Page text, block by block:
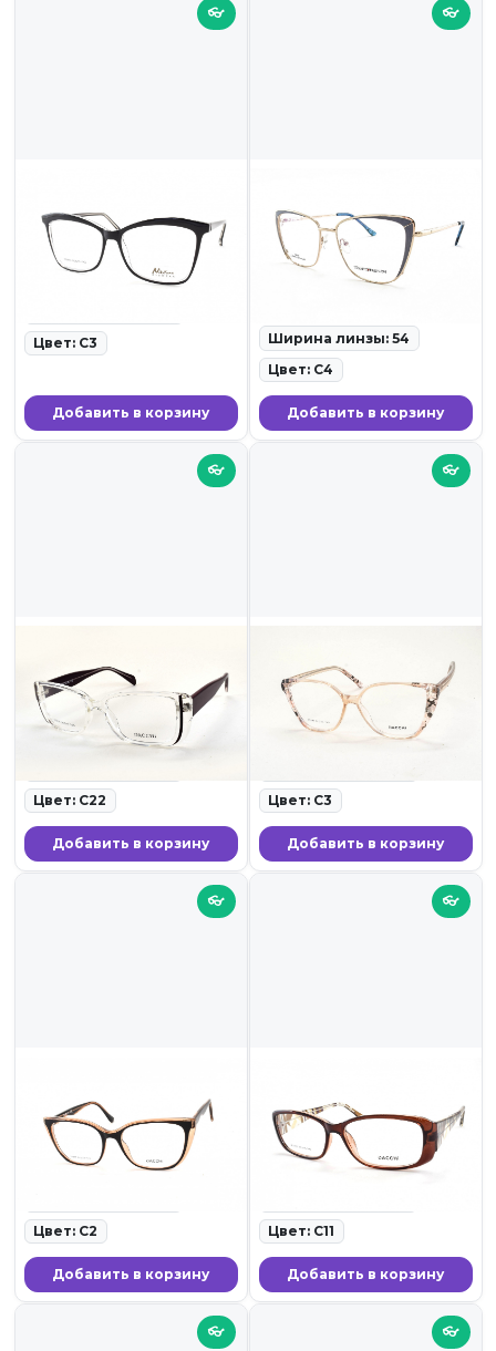
👓
NIKITANA 3750 C3
ID: 19779 • Оправы для очков
• 23.11.25
Цвет: C3
Добавить в корзину
👓
TOMMY FASHION
1000F C4
ID: 19776 • Оправы для очков
Ширина линзы: 54
Цвет: C4
Добавить в корзину
👓
DACCHI D37928 C22
ID: 19771 • Оправы для очков •
23.11.25
Цвет: C22
Добавить в корзину
👓
DACCHI 37892 C3
ID: 19766 • Оправы для очков
• 23.11.25
Цвет: C3
Добавить в корзину
👓
DACCHI 37859 C2
ID: 19765 • Оправы для очков
• 23.11.25
Цвет: C2
Добавить в корзину
👓
DACCHI 35737 C11
ID: 19764 • Оправы для очков
• 23.11.25
Цвет: C11
Добавить в корзину
👓 👓